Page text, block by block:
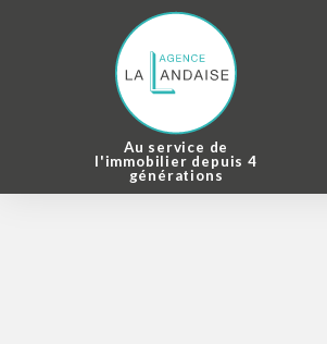
Au service de
l'immobilier depuis 4
générations